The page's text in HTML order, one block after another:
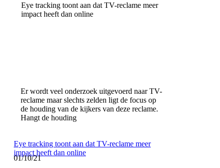
Eye tracking toont aan dat TV-reclame meer
impact heeft dan online
Er wordt veel onderzoek uitgevoerd naar TV-
reclame maar slechts zelden ligt de focus op
de houding van de kijkers van deze reclame.
Hangt de houding
Eye tracking toont aan dat TV-reclame meer
impact heeft dan online
01/10/21